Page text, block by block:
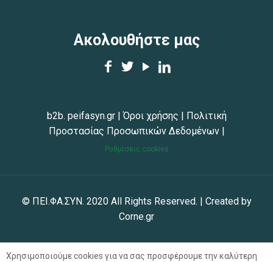
Ακολουθήστε μας
b2b. peifasyn.gr|Όροι χρήσης | Πολιτική
Προστασίας Προσωπικών Δεδομένων|
Ρυθμίσεις cookies
© ΠΕΙ.ΦΑ.ΣΥΝ. 2020 All Rights Reserved. | Created by
Corne.gr
Χρησιμοποιούμε cookies για να σας προσφέρουμε την καλύτερη